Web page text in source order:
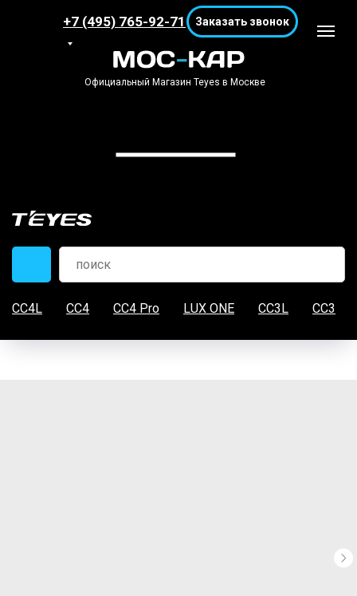
Официальный Магазин Teyes в Москве
+7 (495) 765-92-71 Заказать звонок
CC4L CC4 CC4 Pro LUX ONE CC3L CC3